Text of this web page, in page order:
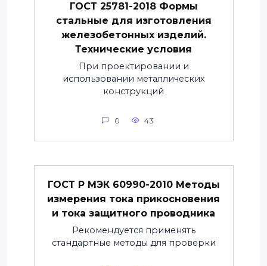
ГОСТ 25781-2018 Формы
стальные для изготовления
железобетонных изделий.
Технические условия
При проектировании и
использовании металлических
конструкций
0 43
ГОСТ Р МЭК 60990-2010 Методы
измерения тока прикосновения
и тока защитного проводника
Рекомендуется применять
стандартные методы для проверки